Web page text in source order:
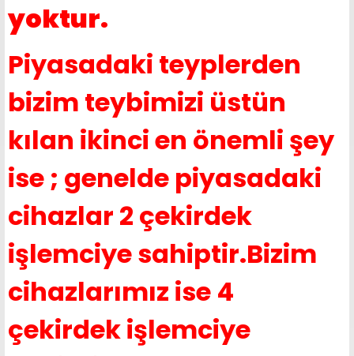
yoktur.
Piyasadaki teyplerden
bizim teybimizi üstün
kılan ikinci en önemli şey
ise ; genelde piyasadaki
cihazlar 2 çekirdek
işlemciye sahiptir.Bizim
cihazlarımız ise 4
çekirdek işlemciye